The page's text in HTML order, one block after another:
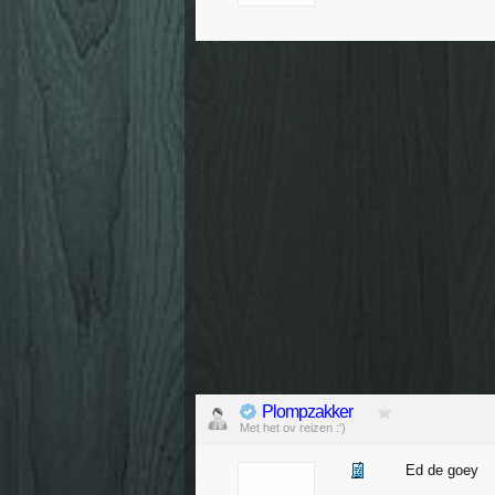
Plompzakker
Met het ov reizen :')
Ed de goey